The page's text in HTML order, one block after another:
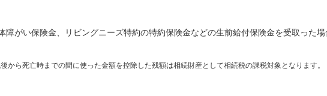
がい保険金、リビングニーズ特約の特約保険金などの生前給付保険金を受取った
ら死亡時までの間に使った金額を控除した残額は相続財産として相続税の課税対象となります。